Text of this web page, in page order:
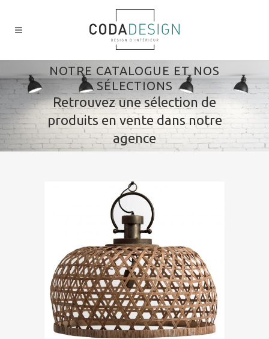
NOTRE CATALOGUE ET NOS
SÉLECTIONS
Retrouvez une sélection de
produits en vente dans notre
agence